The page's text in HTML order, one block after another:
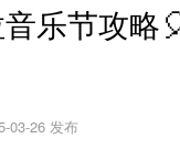
乐节攻略
03-26 发布